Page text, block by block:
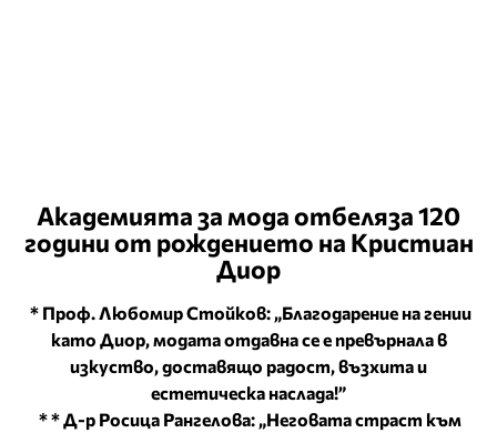
Академията за мода отбеляза 120
години от рождението на Кристиан
Диор
* Проф. Любомир Стойков: „Благодарение на гении
като Диор, модата отдавна се е превърнала в
изкуство, доставящо радост, възхита и
естетическа наслада!”
* * Д-р Росица Рангелова: „Неговата страст към